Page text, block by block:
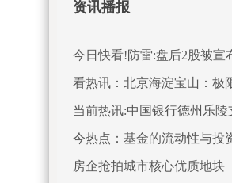
资讯播报
今日快看!防雷:盘后2股被宣
看热讯：北京海淀宝山：极
当前热讯:中国银行德州乐
今热点：基金的流动性与投
房企抢拍城市核心优质地块